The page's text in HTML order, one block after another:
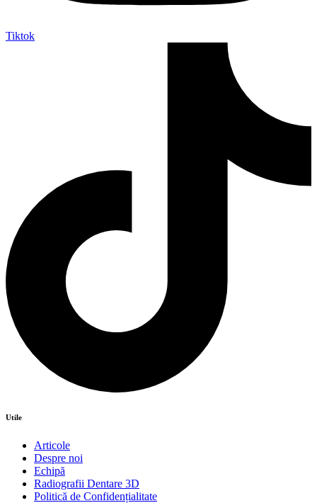
Tiktok
Utile
Articole
Despre noi
Echipă
Radiografii Dentare 3D
Politică de Confidențialitate